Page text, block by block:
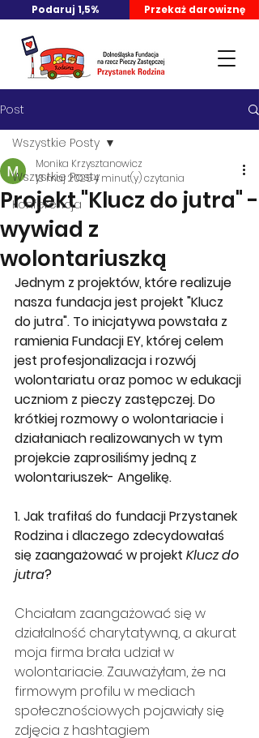
Podaruj 1,5% Przekaż darowiznę
Post
Wszystkie Posty
Konferencja
Wszystkie Posty
Projekt "Klucz do jutra" -
wywiad z
wolontariuszką
Monika Krzysztanowicz
13 maj 20254 minut(y) czytania
Jednym z projektów, które realizuje
nasza fundacja jest projekt "Klucz
do jutra". To inicjatywa powstała z
ramienia Fundacji EY, której celem
jest profesjonalizacja i rozwój
wolontariatu oraz pomoc w edukacji
uczniom z pieczy zastępczej. Do
krótkiej rozmowy o wolontariacie i
działaniach realizowanych w tym
projekcie zaprosiliśmy jedną z
wolontariuszek- Angelikę.
1. Jak trafiłaś do fundacji Przystanek
Rodzina i dlaczego zdecydowałaś
się zaangażować w projekt Klucz do
jutra?
Chciałam zaangażować się w
działalność charytatywną, a akurat
moja firma brała udział w
wolontariacie. Zauważyłam, że na
firmowym profilu w mediach
społecznościowych pojawiały się
zdjęcia z hashtagiem